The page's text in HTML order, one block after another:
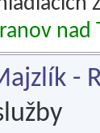
nad
-